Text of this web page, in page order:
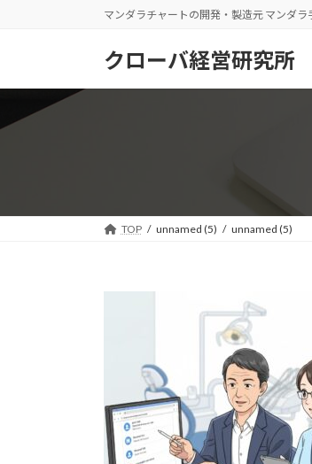
マンダラチャートの開発・製造元 マンダラ
クローバ経営研究所
TOP unnamed (5) unnamed (5)